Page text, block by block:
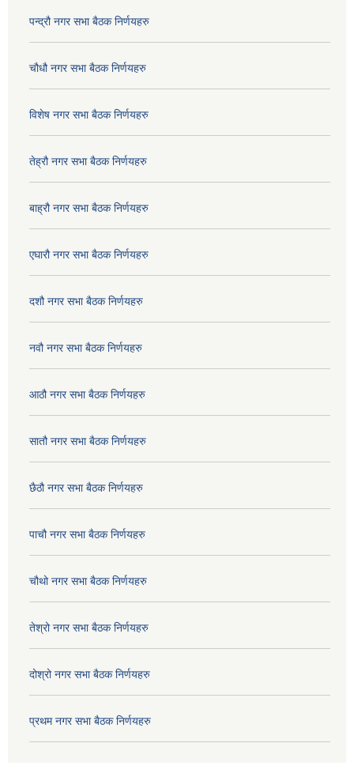
पन्द्रौ नगर सभा बैठक निर्णयहरु
चौधौ नगर सभा बैठक निर्णयहरु
विशेष नगर सभा बैठक निर्णयहरु
तेह्रौ नगर सभा बैठक निर्णयहरु
बाह्रौ नगर सभा बैठक निर्णयहरु
एघारौ नगर सभा बैठक निर्णयहरु
दशौ नगर सभा बैठक निर्णयहरु
नवौ नगर सभा बैठक निर्णयहरु
आठौ नगर सभा बैठक निर्णयहरु
सातौ नगर सभा बैठक निर्णयहरु
छैठौ नगर सभा बैठक निर्णयहरु
पाचौ नगर सभा बैठक निर्णयहरु
चौथो नगर सभा बैठक निर्णयहरु
तेश्रो नगर सभा बैठक निर्णयहरु
दोश्रो नगर सभा बैठक निर्णयहरु
प्रथम नगर सभा बैठक निर्णयहरु